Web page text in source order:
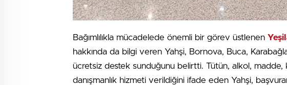
Bağımlılıkla mücadelede önemli bir görev üstlenen
hakkında da bilgi veren Yahşi, Bornova, Buca,
ücretsiz destek sunduğunu belirtti. Tütün, alkol, madde,
danışmanlık hizmeti verildiğini ifade eden Yahşi,